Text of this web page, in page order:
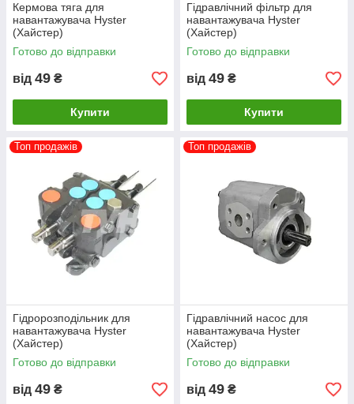
Кермова тяга для
навантажувача Hyster
(Хайстер)
Готово до відправки
від 49 ₴
Купити
Гідравлічний фільтр для
навантажувача Hyster
(Хайстер)
Готово до відправки
від 49 ₴
Купити
Топ продажів
Гідророзподільник для
навантажувача Hyster
(Хайстер)
Готово до відправки
від 49 ₴
Топ продажів
Гідравлічний насос для
навантажувача Hyster
(Хайстер)
Готово до відправки
від 49 ₴